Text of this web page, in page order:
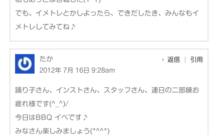
でも、イメトレとかしよったら、できだしたき、みんなもイ
メトレしてみてね♪
たか
2012年 7月 16日 9:28am
返信 引用
踊り子さん、インストさん、スタッフさん、連日の二部練お
疲れ様です(^_^)/
今日はBBQ イベです♪
みなさん楽しみましょう(*^^*)